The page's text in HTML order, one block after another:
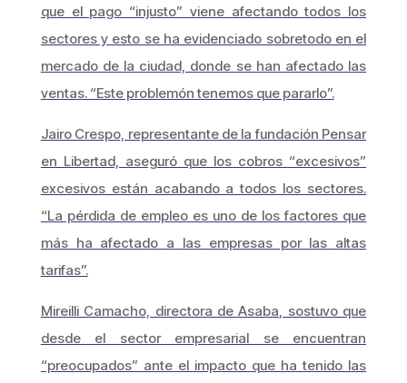
que el pago “injusto” viene afectando todos los
sectores y esto se ha evidenciado sobretodo en el
mercado de la ciudad, donde se han afectado las
ventas. “Este problemón tenemos que pararlo”.
Jairo Crespo, representante de la fundación Pensar
en Libertad, aseguró que los cobros “excesivos”
excesivos están acabando a todos los sectores.
“La pérdida de empleo es uno de los factores que
más ha afectado a las empresas por las altas
tarifas”.
Mireilli Camacho, directora de Asaba, sostuvo que
desde el sector empresarial se encuentran
“preocupados” ante el impacto que ha tenido las